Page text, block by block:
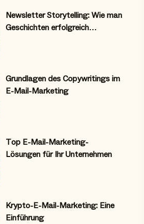
Newsletter Storytelling: Wie man
Geschichten erfolgreich…
Grundlagen des Copywritings im
E-Mail-Marketing
Top E-Mail-Marketing-
Lösungen für Ihr Unternehmen
Krypto-E-Mail-Marketing: Eine
Einführung